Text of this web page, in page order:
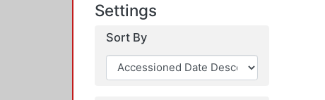
Settings
Sort By